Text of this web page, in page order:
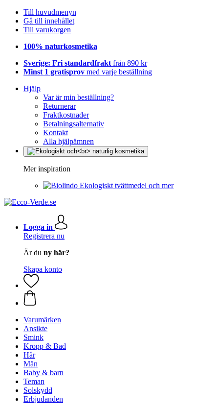
Till huvudmenyn
Gå till innehållet
Till varukorgen
100% naturkosmetika
Sverige: Fri standardfrakt från 890 kr
Minst 1 gratisprov med varje beställning
Hjälp
Var är min beställning?
Returnerar
Fraktkostnader
Betalningsalternativ
Kontakt
Alla hjälpämnen
Mer inspiration
Ekologiskt tvättmedel och mer
Logga in
Registrera nu
Är du ny här?
Skapa konto
Varumärken
Ansikte
Smink
Kropp & Bad
Hår
Män
Baby & barn
Teman
Solskydd
Erbjudanden